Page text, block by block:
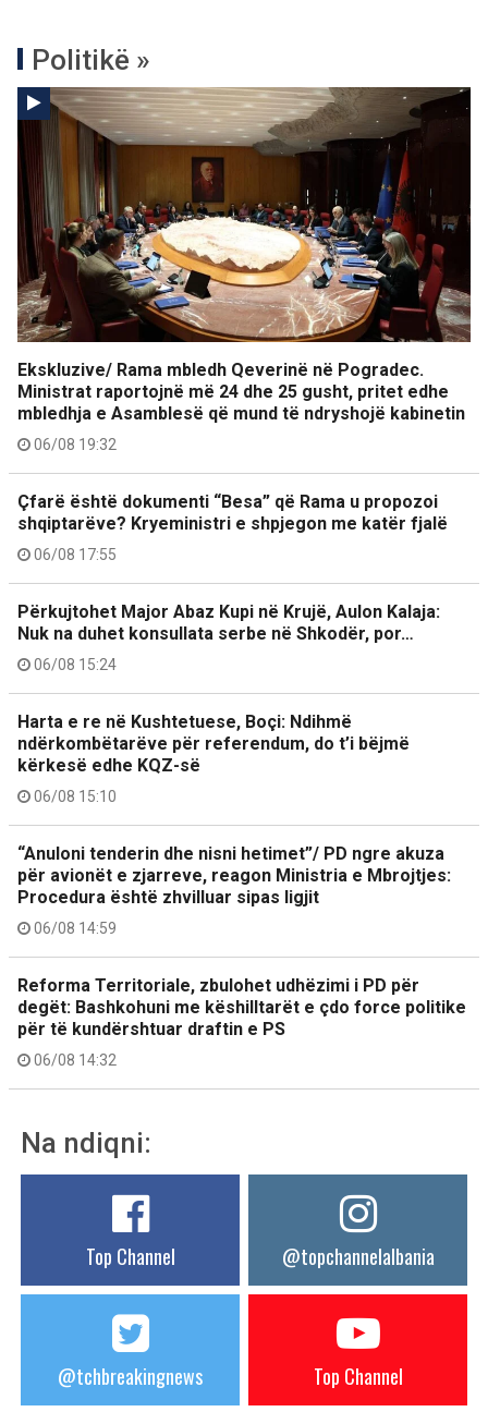
Politikë »
Ekskluzive/ Rama mbledh Qeverinë në Pogradec.
Ministrat raportojnë më 24 dhe 25 gusht, pritet edhe
mbledhja e Asamblesë që mund të ndryshojë kabinetin
06/08 19:32
Çfarë është dokumenti “Besa” që Rama u propozoi
shqiptarëve? Kryeministri e shpjegon me katër fjalë
06/08 17:55
Përkujtohet Major Abaz Kupi në Krujë, Aulon Kalaja:
Nuk na duhet konsullata serbe në Shkodër, por…
06/08 15:24
Harta e re në Kushtetuese, Boçi: Ndihmë
ndërkombëtarëve për referendum, do t’i bëjmë
kërkesë edhe KQZ-së
06/08 15:10
“Anuloni tenderin dhe nisni hetimet”/ PD ngre akuza
për avionët e zjarreve, reagon Ministria e Mbrojtjes:
Procedura është zhvilluar sipas ligjit
06/08 14:59
Reforma Territoriale, zbulohet udhëzimi i PD për
degët: Bashkohuni me këshilltarët e çdo force politike
për të kundërshtuar draftin e PS
06/08 14:32
Na ndiqni:
Top Channel @topchannelalbania
@tchbreakingnews Top Channel